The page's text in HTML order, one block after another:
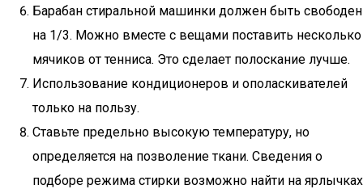
Барабан стиральной машинки должен быть свободен
на 1/3. Можно вместе с вещами поставить несколько
мячиков от тенниса. Это сделает полоскание лучше.
Использование кондиционеров и ополаскивателей
только на пользу.
Ставьте предельно высокую температуру, но
определяется на позволение ткани. Сведения о
подборе режима стирки возможно найти на ярлычках